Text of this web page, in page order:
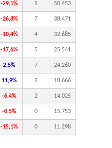
-29,1% 5 50.453
-26,8% 7 38.471
-10,4% 4 32.685
-17,6% 5 25.541
2,5% 7 24.260
11,9% 2 18.666
-6,4% 2 14.025
-0,5% 0 15.753
-15,1% 0 11.298